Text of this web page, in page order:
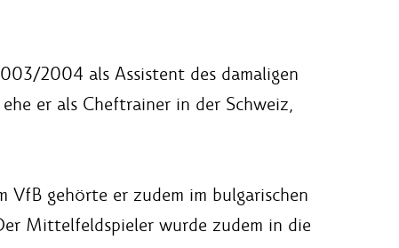
2004 als Assistent des damaligen
er als Cheftrainer in der Schweiz,
VfB gehörte er zudem im bulgarischen
Mittelfeldspieler wurde zudem in die